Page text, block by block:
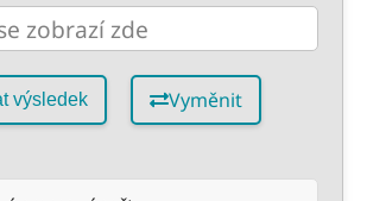
výsledek Vyměnit